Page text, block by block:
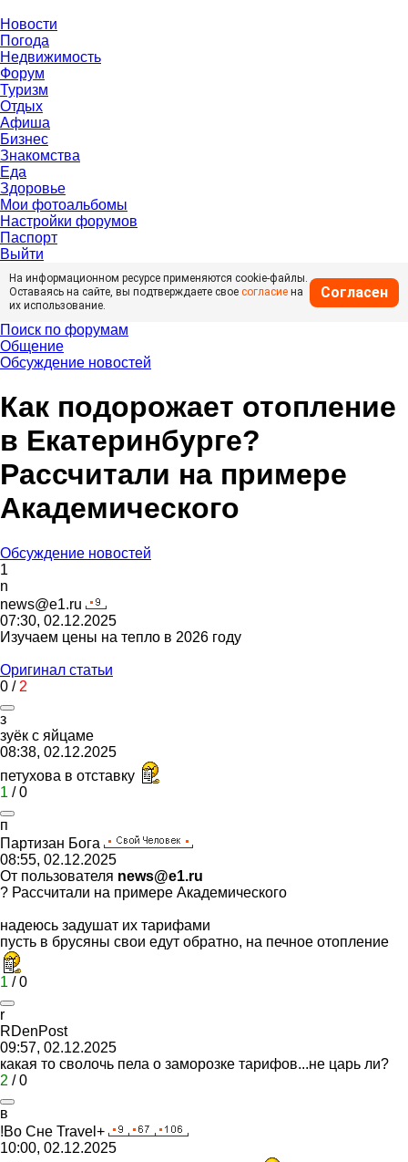
Новости
Погода
Недвижимость
Форум
Туризм
Отдых
Афиша
Бизнес
Знакомства
Еда
Здоровье
Мои фотоальбомы
Настройки форумов
Паспорт
Выйти
На информационном ресурсе применяются cookie-файлы.
Оставаясь на сайте, вы подтверждаете свое согласие на
их использование.
Согласен
Поиск по форумам
Общение
Обсуждение новостей
Как подорожает отопление
в Екатеринбурге?
Рассчитали на примере
Академического
Обсуждение новостей
1
n
news@e1.ru
07:30, 02.12.2025
Изучаем цены на тепло в 2026 году
Оригинал статьи
0 / 2
з
зуёк с яйцаме
08:38, 02.12.2025
петухова в отставку
1 /0
п
Партизан Бога
08:55, 02.12.2025
От пользователя news@e1.ru
? Рассчитали на примере Академического
надеюсь задушат их тарифами
пусть в брусяны свои едут обратно, на печное отопление
1 /0
r
RDenPost
09:57, 02.12.2025
какая то сволочь пела о заморозке тарифов...не царь ли?
2 /0
в
!Во Сне Travel+
10:00, 02.12.2025